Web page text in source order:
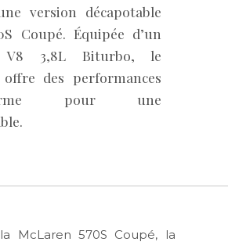
version décapotable
Coupé. Équipée d’un
V8 3,8L Biturbo, le
des performances
pour une
McLaren 570S Coupé, la